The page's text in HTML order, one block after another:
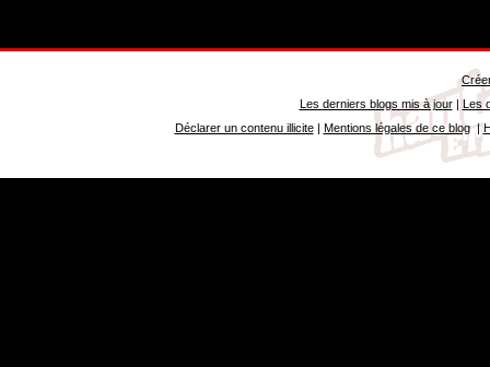
Les derniers blogs mis à jour|
Les
Déclarer un contenu illicite| Mentions légales de ce blog|